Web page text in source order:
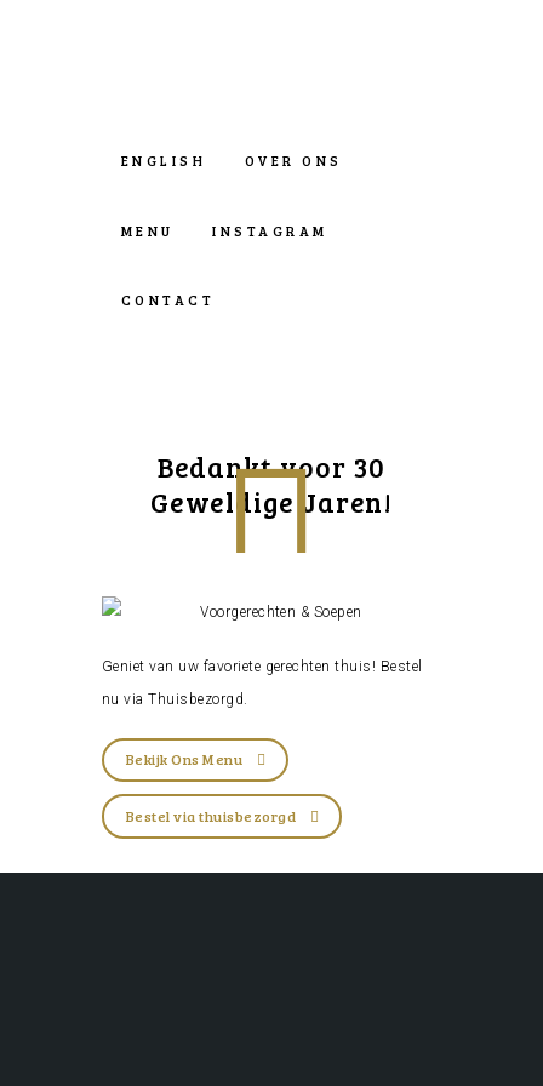
ENGLISH OVER ONS
MENU INSTAGRAM
CONTACT
Bedankt voor 30
Geweldige Jaren!
Geniet van uw favoriete gerechten thuis! Bestel
nu viaThuisbezorgd
Bekijk Ons Menu
Bestel via thuisbezorgd